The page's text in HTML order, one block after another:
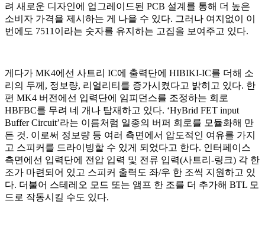
려 새로운 디자인에 업그레이드된 PCB 설계를 통해 더 높은
소비자 가격을 제시하는 게 나을 수 있다. 그러나 여지없이 이
번에도 7511이라는 숫자를 유지하는 고집을 보여주고 있다.
게다가 MK4에선 사트리 IC에 출력단에 HIBIKI-IC를 더해 소
리의 두께, 정보량, 리얼리티를 증가시켰다고 밝히고 있다. 한
편 MK4 버전에선 입력단에 임피던스를 조정하는 회로
HBFBC를 무려 네 개나 탑재하고 있다. ‘HyBrid FET input
Buffer Circuit’라는 이름처럼 일종의 버퍼 회로를 모듈화해 만
든 것. 이로써 정보량 등 여러 측면에서 압도적인 여유를 가지
고 스피커를 드라이빙할 수 있게 되었다고 한다. 인터페이스
측면에선 입력단에 전압 입력 및 전류 입력(사트리-링크) 각 한
조가 마련되어 있고 스피커 출력도 좌/우 한 조씩 지원하고 있
다. 더불어 스테레오 모드 또는 앰프 한 조를 더 추가해 BTL 모
드로 작동시킬 수도 있다.